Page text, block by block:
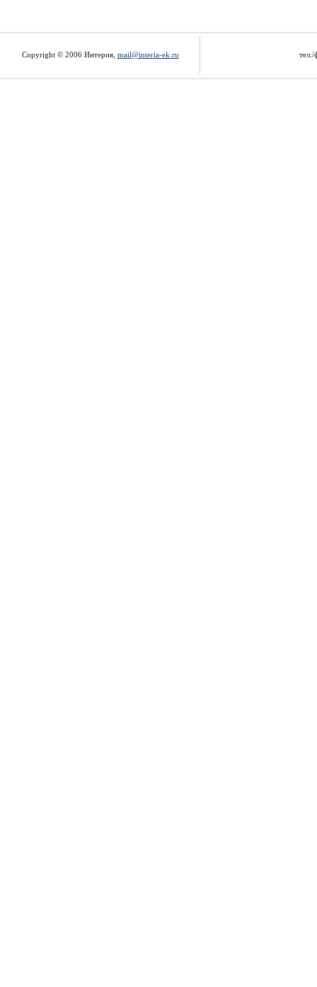
Copyright © 2006 Интерия, mail@interia-ek.ru